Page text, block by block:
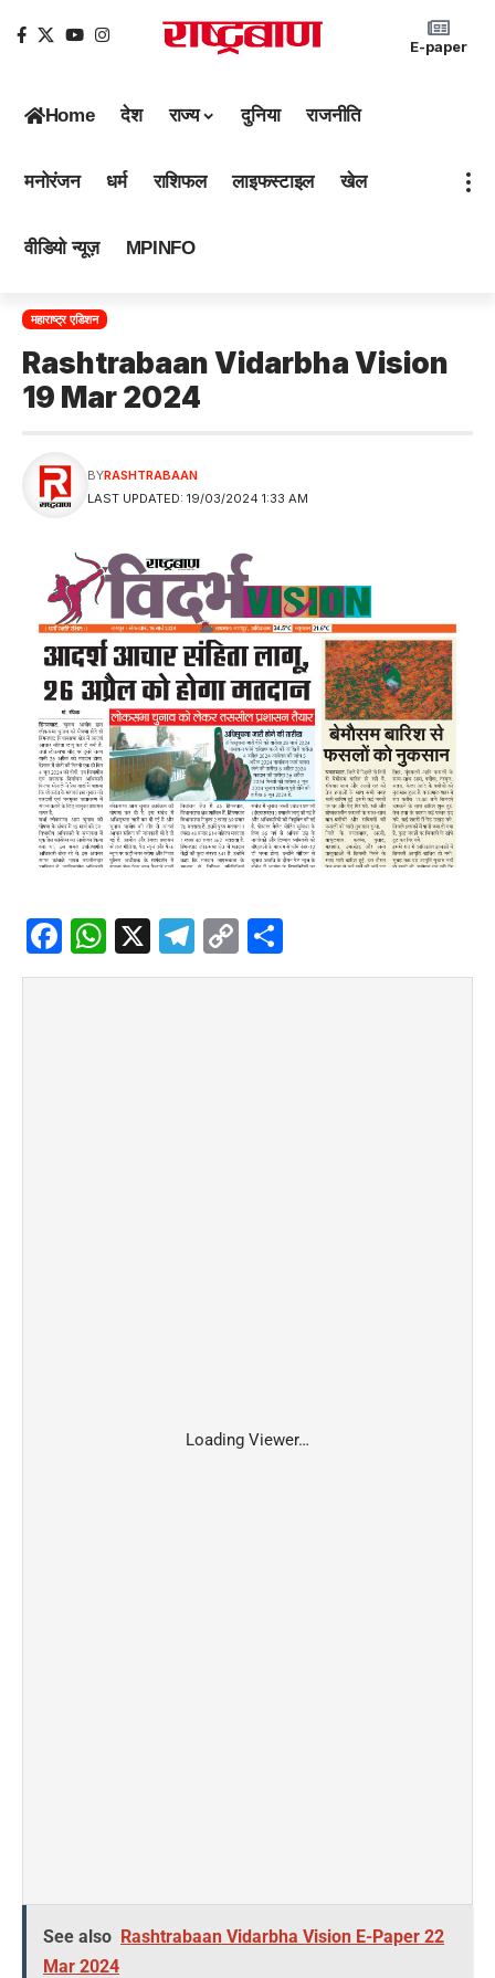
E-paper
Home देश राज्य दुनिया राजनीति
मनोरंजन धर्म राशिफल लाइफस्टाइल खेल
वीडियो न्यूज़ MPINFO
महाराष्ट्र एडिशन
Rashtrabaan Vidarbha Vision
19 Mar 2024
LAST UPDATED: 19/03/2024 1:33 AM
BYRASHTRABAAN
Facebook
WhatsApp
X Telegram
Copy
Link
Loading Viewer…
See also Rashtrabaan Vidarbha Vision E-Paper 22
Mar 2024